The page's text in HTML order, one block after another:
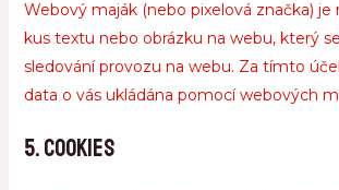
Webový maják (nebo pixelová značka)
kus textu nebo obrázku na webu, který
sledování provozu na webu. Za tímto
data o vás ukládána pomocí webových
5. Cookies